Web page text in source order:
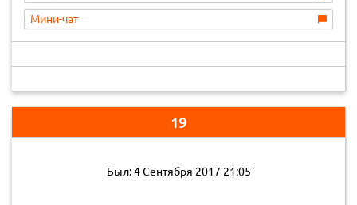
Мини-чат
19
Был: 4 Сентября 2017 21:05